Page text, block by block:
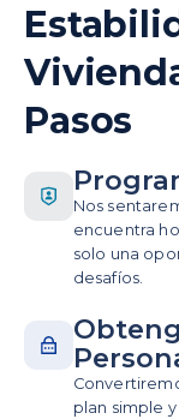
Pasos
Nos
encuentra
solo una
desafíos.
plan simple